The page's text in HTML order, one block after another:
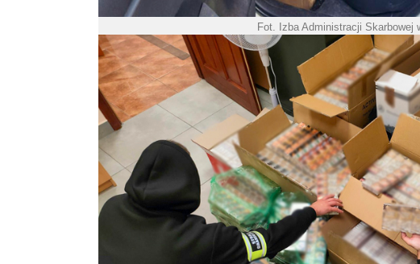
Fot. Izba Administracji Skarbowej